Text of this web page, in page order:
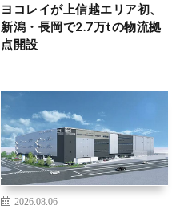
ヨコレイが上信越エリア初、
新潟・長岡で2.7万tの物流拠
点開設
2026.08.06